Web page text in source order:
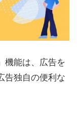
機能は、広告を
告独自の便利な